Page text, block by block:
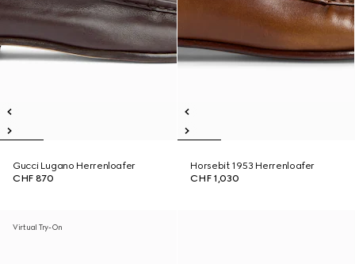
Gucci Lugano Herrenloafer
CHF 870
Horsebit 1953 Herrenloafer
CHF 1,030
Virtual Try-On